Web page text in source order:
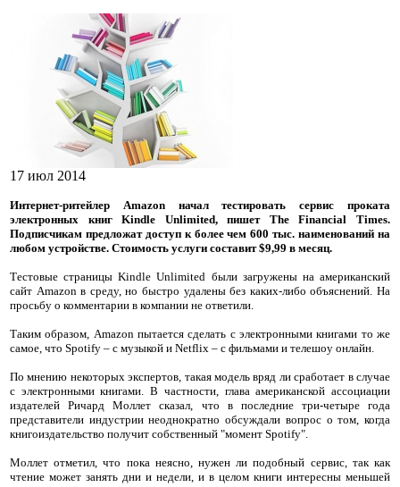
17 июл 2014
Интернет-ритейлер Amazon начал тестировать сервис проката
электронных книг Kindle Unlimited, пишет The Financial Times.
Подписчикам предложат доступ к более чем 600 тыс. наименований на
любом устройстве. Стоимость услуги составит $9,99 в месяц.
Тестовые страницы Kindle Unlimited были загружены на американский
сайт Amazon в среду, но быстро удалены без каких-либо объяснений. На
просьбу о комментарии в компании не ответили.
Таким образом, Amazon пытается сделать с электронными книгами то же
самое, что Spotify – с музыкой и Netflix – с фильмами и телешоу онлайн.
По мнению некоторых экспертов, такая модель вряд ли сработает в случае
с электронными книгами. В частности, глава американской ассоциации
издателей Ричард Моллет сказал, что в последние три-четыре года
представители индустрии неоднократно обсуждали вопрос о том, когда
книгоиздательство получит собственный "момент Spotify".
Моллет отметил, что пока неясно, нужен ли подобный сервис, так как
чтение может занять дни и недели, и в целом книги интересны меньшей